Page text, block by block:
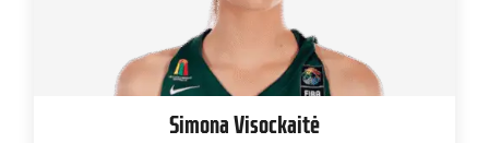
Simona Visockaitė